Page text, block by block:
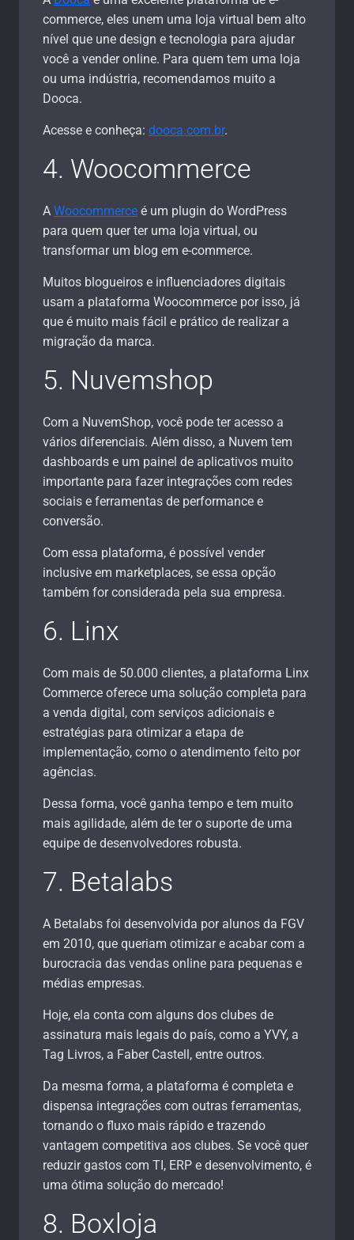
commerce, eles unem uma loja virtual bem alto
nível que une design e tecnologia para ajudar
você a vender online. Para quem tem uma loja
ou uma indústria, recomendamos muito a
Dooca.
Acesse e conheça: dooca.com.br.
4. Woocommerce
A Woocommerce é um plugin do WordPress
para quem quer ter uma loja virtual, ou
transformar um blog em e-commerce.
Muitos blogueiros e influenciadores digitais
usam a plataforma Woocommerce por isso, já
que é muito mais fácil e prático de realizar a
migração da marca.
5. Nuvemshop
Com a NuvemShop, você pode ter acesso a
vários diferenciais. Além disso, a Nuvem tem
dashboards e um painel de aplicativos muito
importante para fazer integrações com redes
sociais e ferramentas de performance e
conversão.
Com essa plataforma, é possível vender
inclusive em marketplaces, se essa opção
também for considerada pela sua empresa.
6. Linx
Com mais de 50.000 clientes, a plataforma Linx
Commerce oferece uma solução completa para
a venda digital, com serviços adicionais e
estratégias para otimizar a etapa de
implementação, como o atendimento feito por
agências.
Dessa forma, você ganha tempo e tem muito
mais agilidade, além de ter o suporte de uma
equipe de desenvolvedores robusta.
7. Betalabs
A Betalabs foi desenvolvida por alunos da FGV
em 2010, que queriam otimizar e acabar com a
burocracia das vendas online para pequenas e
médias empresas.
Hoje, ela conta com alguns dos clubes de
assinatura mais legais do país, como a YVY, a
Tag Livros, a Faber Castell, entre outros.
Da mesma forma, a plataforma é completa e
dispensa integrações com outras ferramentas,
tornando o fluxo mais rápido e trazendo
vantagem competitiva aos clubes. Se você quer
reduzir gastos com TI, ERP e desenvolvimento, é
uma ótima solução do mercado!
8. Boxloja